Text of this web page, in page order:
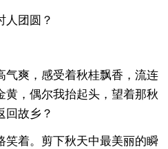
团圆？
爽，感受着秋桂飘香，流连
黄，偶尔我抬起头，望着那秋
回故乡？
着。剪下秋天中最美丽的瞬